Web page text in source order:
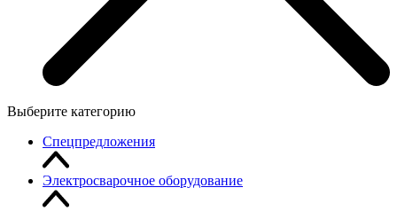
Выберите категорию
Спецпредложения
Электросварочное оборудование